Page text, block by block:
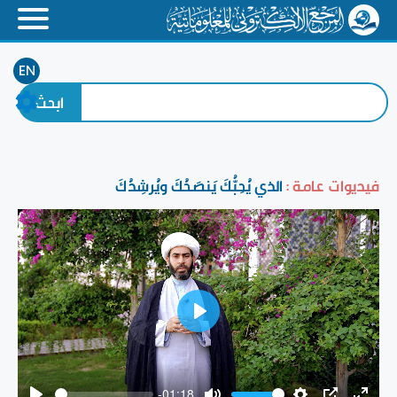
EN
فيديوات عامة :الذي يُحِبُّكَ يَنصَحُكَ ويُرشِدُكَ
-01:18
Play